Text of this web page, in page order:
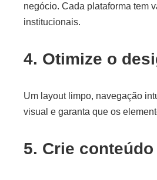
negócio. Cada plataforma tem
institucionais.
4. Otimize o
Um layout limpo, navegação
visual e garanta que os
5. Crie